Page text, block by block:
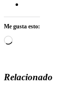
Me gusta esto:
Cargando...
Relacionado